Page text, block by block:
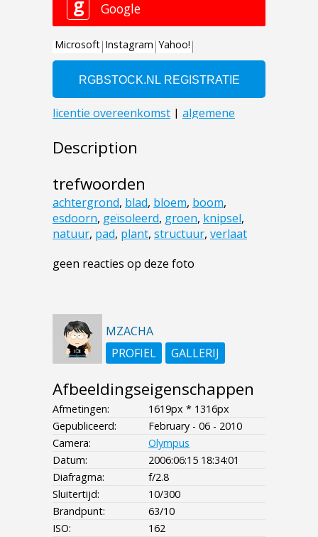
Description
trefwoorden
achtergrond, blad, bloem, boom,
esdoorn, geïsoleerd, groen, knipsel,
natuur, pad, plant, structuur, verlaat
geen reacties op deze foto
MZACHA
PROFIEL
GALLERIJ
Afbeeldingseigenschappen
Afmetingen:
1619px * 1316px
Gepubliceerd:
February - 06 - 2010
Camera:
Olympus
Datum:
2006:06:15 18:34:01
Diafragma:
f/2.8
Sluitertijd:
10/300
Brandpunt:
63/10
ISO:
162